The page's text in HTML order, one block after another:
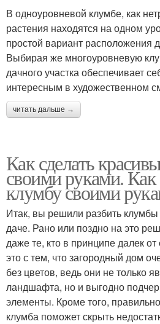
В одноуровневой клумбе, как
растения находятся на одном
простой вариант расположения
Выбирая же многоуровневую
дачного участка обеспечивает
интересным в художественном
читать дальше →
Как сделать
своими руками. Как
клумбу своими
Итак, вы решили разбить
даче. Рано или поздно на это
даже те, кто в принципе далек
это с тем, что загородный дом
без цветов, ведь они не только
ландшафта, но и выгодно
элементы. Кроме того,
клумба поможет скрыть